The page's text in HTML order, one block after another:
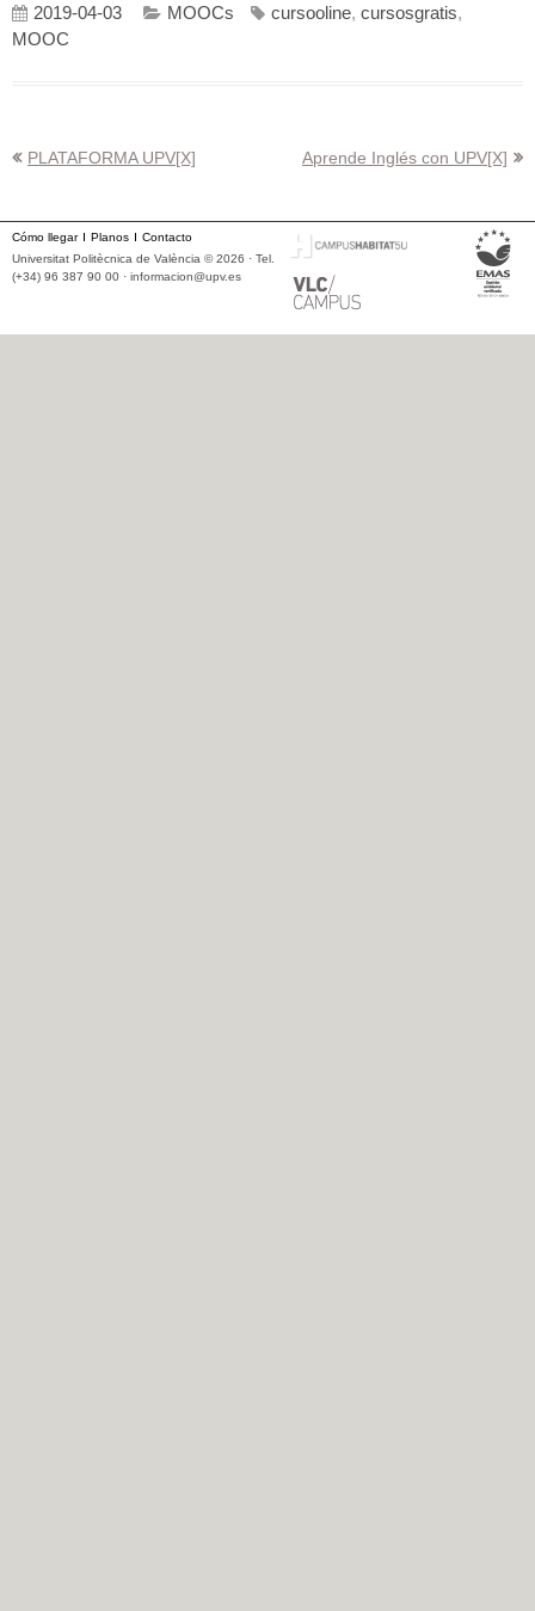
2019-04-03 MOOCs cursooline, cursosgratis,
MOOC
Navegación
entradas
PLATAFORMA UPV[X] Aprende Inglés con UPV[X]
Cómo llegar Planos
Contacto
Universitat Politècnica de València © 2026 · Tel.
(+34) 96 387 90 00 · informacion@upv.es